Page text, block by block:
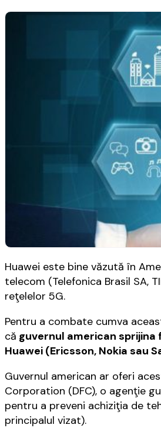
Huawei este bine văzută în
telecom (Telefonica Brasil SA,
reţelelor 5G.
Pentru a combate cumva
că guvernul american
Huawei (Ericsson, Nokia sau
Guvernul american ar oferi
Corporation (DFC), o agenţie
pentru a preveni achiziţia de
principalul vizat).